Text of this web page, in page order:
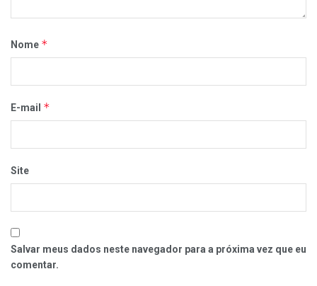
Nome *
E-mail *
Site
Salvar meus dados neste navegador para a próxima vez que eu
comentar.